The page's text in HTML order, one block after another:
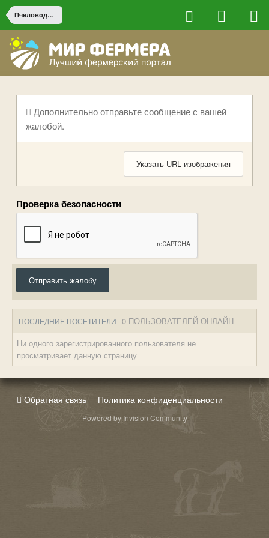
Пчеловодство
Дополнительно отправьте сообщение с вашей
жалобой.
Указать URL изображения
Проверка безопасности
Отправить жалобу
ПОСЛЕДНИЕ ПОСЕТИТЕЛИ 0 ПОЛЬЗОВАТЕЛЕЙ ОНЛАЙН
Ни одного зарегистрированного пользователя не
просматривает данную страницу
Обратная связь Политика конфиденциальности
Powered by Invision Community